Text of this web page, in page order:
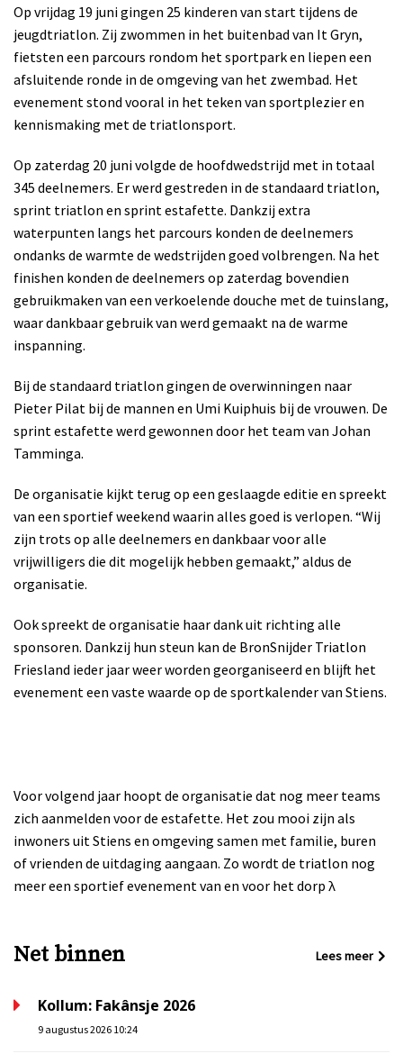
Op vrijdag 19 juni gingen 25 kinderen van start tijdens de
jeugdtriatlon. Zij zwommen in het buitenbad van It Gryn,
fietsten een parcours rondom het sportpark en liepen een
afsluitende ronde in de omgeving van het zwembad. Het
evenement stond vooral in het teken van sportplezier en
kennismaking met de triatlonsport.
Op zaterdag 20 juni volgde de hoofdwedstrijd met in totaal
345 deelnemers. Er werd gestreden in de standaard triatlon,
sprint triatlon en sprint estafette. Dankzij extra
waterpunten langs het parcours konden de deelnemers
ondanks de warmte de wedstrijden goed volbrengen. Na het
finishen konden de deelnemers op zaterdag bovendien
gebruikmaken van een verkoelende douche met de tuinslang,
waar dankbaar gebruik van werd gemaakt na de warme
inspanning.
Bij de standaard triatlon gingen de overwinningen naar
Pieter Pilat bij de mannen en Umi Kuiphuis bij de vrouwen. De
sprint estafette werd gewonnen door het team van Johan
Tamminga.
De organisatie kijkt terug op een geslaagde editie en spreekt
van een sportief weekend waarin alles goed is verlopen. “Wij
zijn trots op alle deelnemers en dankbaar voor alle
vrijwilligers die dit mogelijk hebben gemaakt,” aldus de
organisatie.
Ook spreekt de organisatie haar dank uit richting alle
sponsoren. Dankzij hun steun kan de BronSnijder Triatlon
Friesland ieder jaar weer worden georganiseerd en blijft het
evenement een vaste waarde op de sportkalender van Stiens.
Voor volgend jaar hoopt de organisatie dat nog meer teams
zich aanmelden voor de estafette. Het zou mooi zijn als
inwoners uit Stiens en omgeving samen met familie, buren
of vrienden de uitdaging aangaan. Zo wordt de triatlon nog
meer een sportief evenement van en voor het dorp λ
Net binnen Lees meer
Kollum: Fakânsje 2026
9 augustus 2026 10:24